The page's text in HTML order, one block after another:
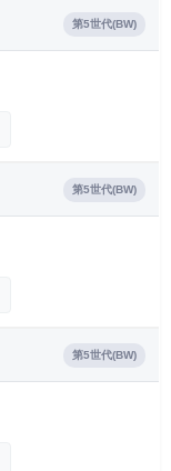
第5世代(BW)
第5世代(BW)
第5世代(BW)